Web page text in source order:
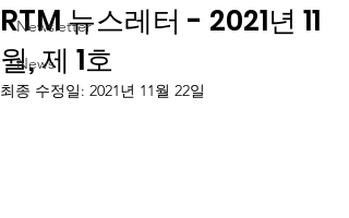
Newsletter
News
RTM 뉴스레터 - 2021년 11
월, 제 1호
최종 수정일: 2021년 11월 22일